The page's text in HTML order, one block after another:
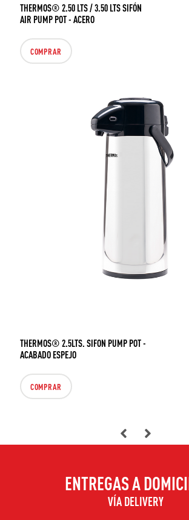
THERMOS® 2.50 LTS / 3.50 LTS SIFÓN
AIR PUMP POT - ACERO
COMPRAR
THERMOS® 2.5LTS. SIFON PUMP POT -
ACABADO ESPEJO
COMPRAR
ENTREGAS A
VÍA DELIVERY